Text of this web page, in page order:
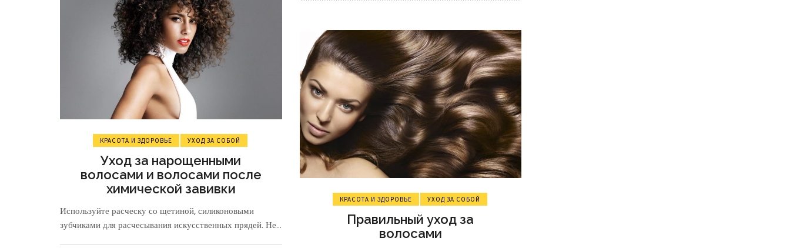
УЛУЧШЕНИЮ
РОСТА
ВОЛОС
И
УХОДУ
ЗА
МЕЛИРОВАННЫМИ
ВОЛОСАМИ
КРАСОТА И ЗДОРОВЬЕ УХОД ЗА СОБОЙ
Уход за нарощенными
волосами и волосами после
химической завивки
Используйте расческу со щетиной, силиконовыми
зубчиками для расчесывания искусственных прядей. Не...
КРАСОТА И ЗДОРОВЬЕ УХОД ЗА СОБОЙ
Правильный уход за
волосами